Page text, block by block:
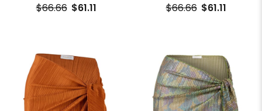
$61.11
$66.66 $61.11
$66.66